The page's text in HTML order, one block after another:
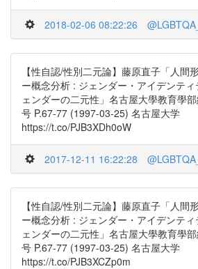
2018-02-06 08:22:26
【性自認/性別二元論】藤原直子「人間
ー概念分析 : ジェンダー・アイデンテ
ェンダーの二元性」名古屋大學教育學
号 P.67-77 (1997-03-25) 名古屋大学
https://t.co/PJB3XDh0oW
2017-12-11 16:22:28
【性自認/性別二元論】藤原直子「人間
ー概念分析 : ジェンダー・アイデンテ
ェンダーの二元性」名古屋大學教育學
号 P.67-77 (1997-03-25) 名古屋大学
https://t.co/PJB3XCZp0m